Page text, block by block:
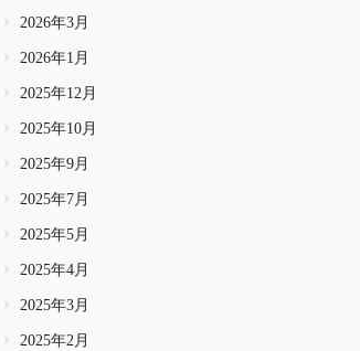
2026年3月
2026年1月
2025年12月
2025年10月
2025年9月
2025年7月
2025年5月
2025年4月
2025年3月
2025年2月